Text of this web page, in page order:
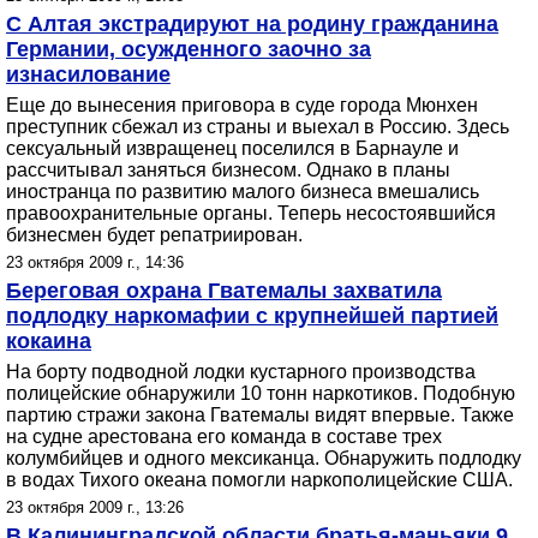
С Алтая экстрадируют на родину гражданина
Германии, осужденного заочно за
изнасилование
Еще до вынесения приговора в суде города Мюнхен
преступник сбежал из страны и выехал в Россию. Здесь
сексуальный извращенец поселился в Барнауле и
рассчитывал заняться бизнесом. Однако в планы
иностранца по развитию малого бизнеса вмешались
правоохранительные органы. Теперь несостоявшийся
бизнесмен будет репатриирован.
23 октября 2009 г., 14:36
Береговая охрана Гватемалы захватила
подлодку наркомафии с крупнейшей партией
кокаина
На борту подводной лодки кустарного производства
полицейские обнаружили 10 тонн наркотиков. Подобную
партию стражи закона Гватемалы видят впервые. Также
на судне арестована его команда в составе трех
колумбийцев и одного мексиканца. Обнаружить подлодку
в водах Тихого океана помогли наркополицейские США.
23 октября 2009 г., 13:26